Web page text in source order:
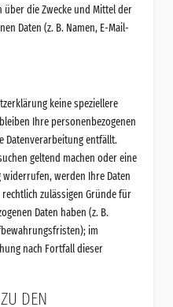
die Zwecke und Mittel der
Daten (z. B. Namen, E-Mail-
keine speziellere
Ihre personenbezogenen
Datenverarbeitung entfällt.
geltend machen oder eine
werden Ihre Daten
zulässigen Gründe für
Daten haben (z. B.
im
nach Fortfall dieser
DEN